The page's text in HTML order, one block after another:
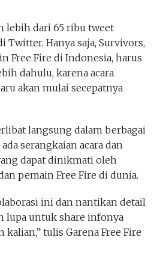
lebih dari 65 ribu tweet
Hanya saja, Survivors,
Free Fire di Indonesia, harus
dahulu, karena acara
akan mulai secepatnya
langsung dalam berbagai
serangkaian acara dan
dapat dinikmati oleh
pemain Free Fire di dunia.
ini dan nantikan detail
lupa untuk share infonya
tulis Garena Free Fire